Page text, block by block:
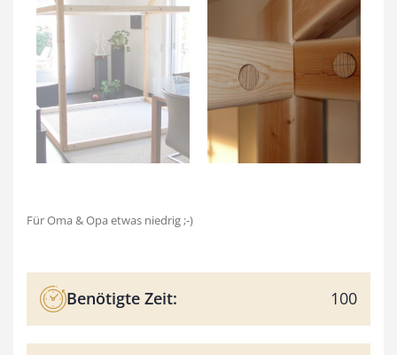
Für Oma & Opa etwas niedrig ;-)
Benötigte Zeit: 100